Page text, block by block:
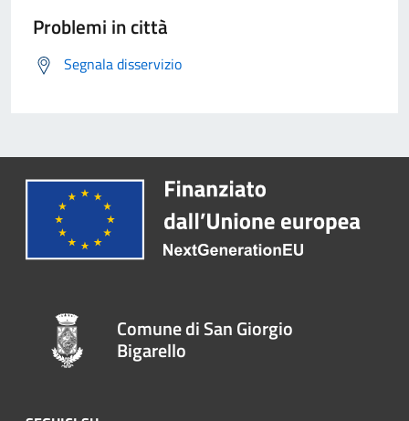
Problemi in città
Segnala disservizio
Comune di San Giorgio
Bigarello